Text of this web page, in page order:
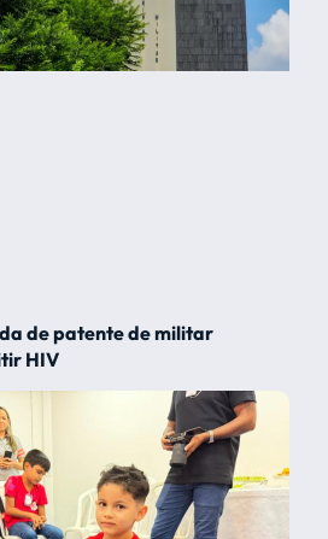
de patente de militar
HIV